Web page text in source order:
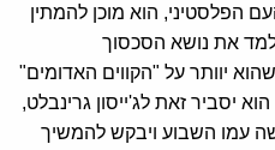
הפלסטיני, הוא מוכן להמתין
את נושא הסכסוך
יוותר על "הקווים האדומים"
יסביר זאת לג'ייסון גרינבלט,
עמו השבוע ויבקש להמשיך